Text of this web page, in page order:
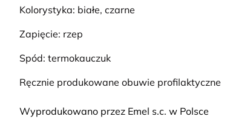
Kolorystyka: białe, czarne
Zapięcie: rzep
Spód: termokauczuk
Ręcznie produkowane obuwie profilaktyczne
Wyprodukowano przez Emel s.c. w Polsce